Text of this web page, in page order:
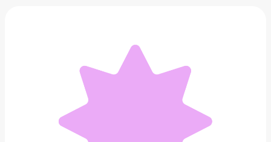
Пиджак-антистресс из пупырки